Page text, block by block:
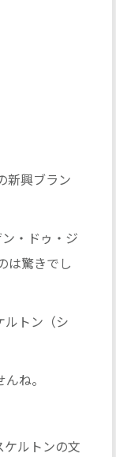
新興ブラン
・ドゥ・ジ
は驚きでし
ルトン（シ
ね。
ルトンの文